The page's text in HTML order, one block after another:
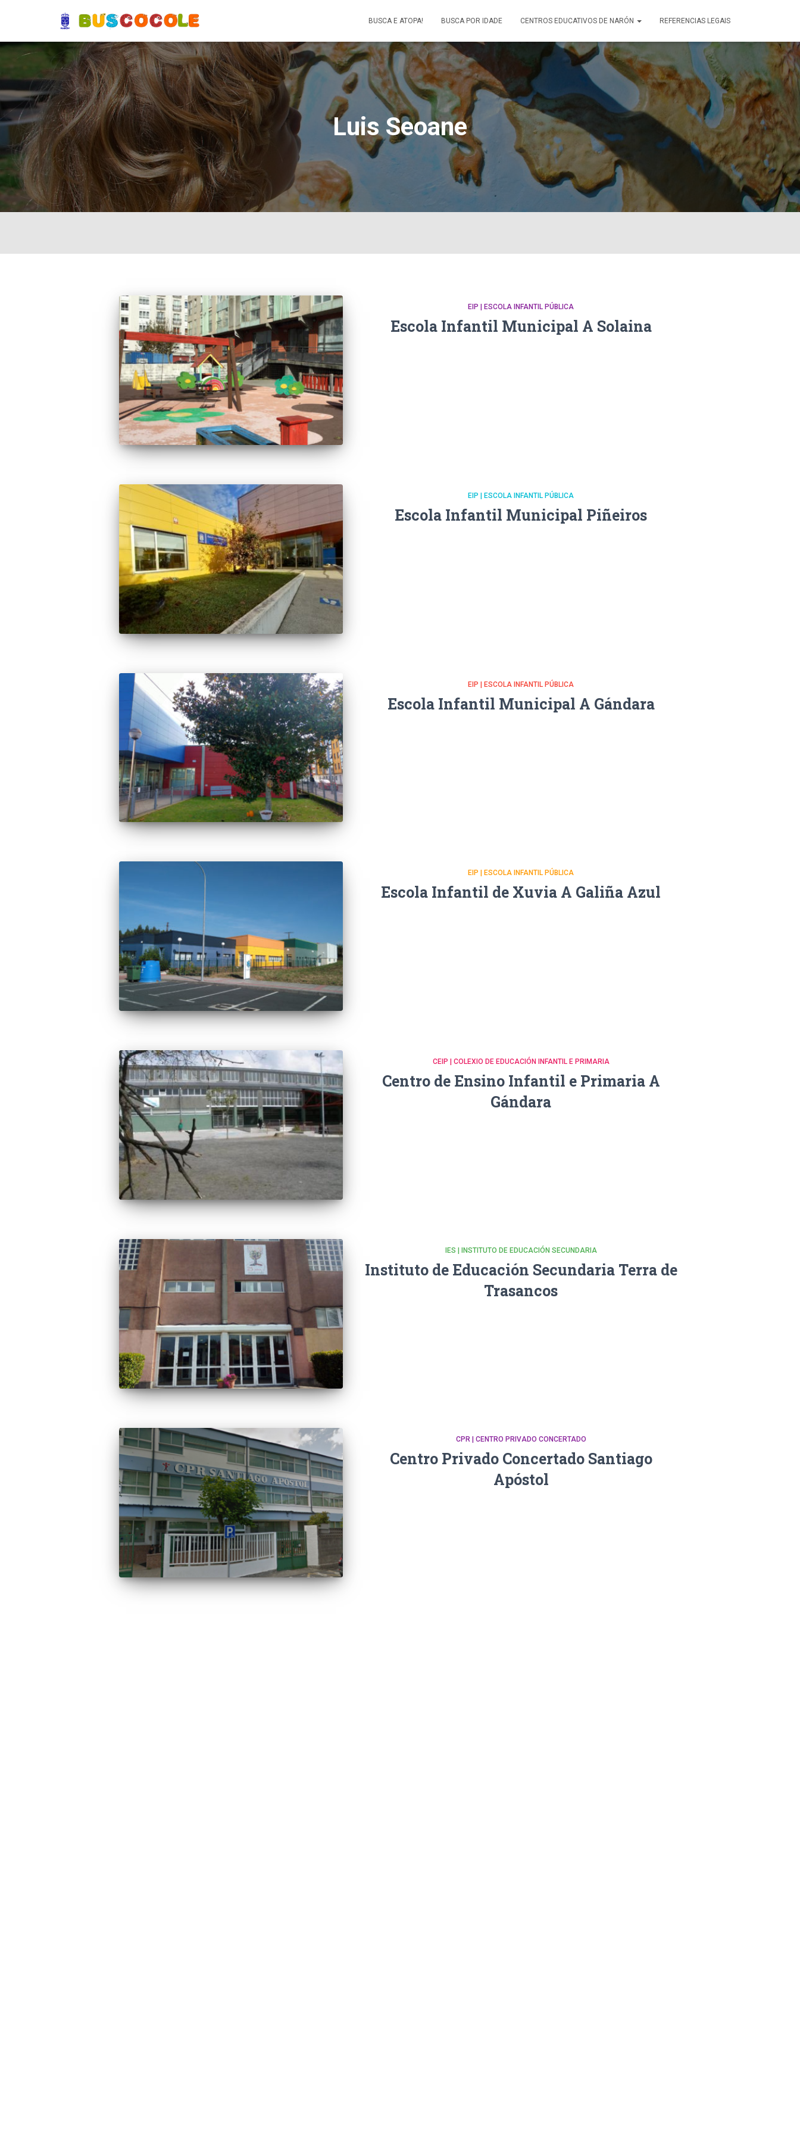
BUSCA E ATOPA! BUSCA POR IDADE CENTROS EDUCATIVOS DE NARÓN REFERENCIAS LEGAIS
Luis Seoane
EIP | ESCOLA INFANTIL PÚBLICA
Escola Infantil Municipal A Solaina
EIP | ESCOLA INFANTIL PÚBLICA
Escola Infantil Municipal Piñeiros
EIP | ESCOLA INFANTIL PÚBLICA
Escola Infantil Municipal A Gándara
EIP | ESCOLA INFANTIL PÚBLICA
Escola Infantil de Xuvia A Galiña Azul
CEIP | COLEXIO DE EDUCACIÓN INFANTIL E PRIMARIA
Centro de Ensino Infantil e Primaria A
Gándara
IES | INSTITUTO DE EDUCACIÓN SECUNDARIA
Instituto de Educación Secundaria Terra de
Trasancos
CPR | CENTRO PRIVADO CONCERTADO
Centro Privado Concertado Santiago
Apóstol